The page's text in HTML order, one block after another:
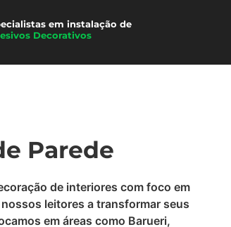
em instalação de
leitores a transformar seus
em áreas como Barueri,
papel de parede!